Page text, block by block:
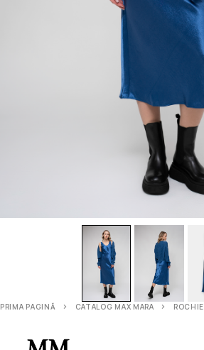
PRIMA PAGINĂ CATALOG MAX MARA ROCHIE